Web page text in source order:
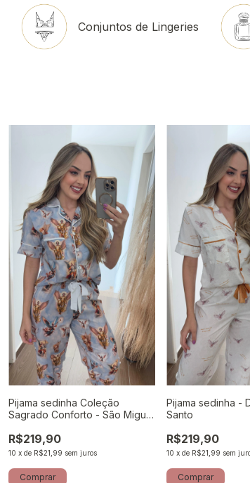
Conjuntos de Lingeries
Pijama sedinha Coleção
Sagrado Conforto - São Miguel
R$219,90
10 xde R$21,99 sem juros
Comprar
Pijama sedinha -
Santo
R$219,90
10 xde R$21,99 sem
Comprar